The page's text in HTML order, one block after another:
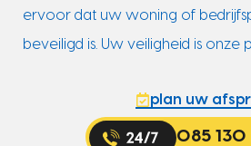
ervoor dat uw woning of
beveiligd is. Uw veiligheid is onze
plan uw
085 130